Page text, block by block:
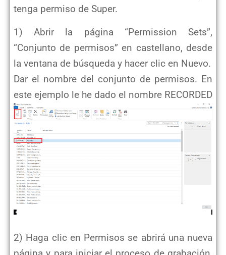
tenga permiso de Super.
1) Abrir la página “Permission Sets”,
“Conjunto de permisos” en castellano, desde
la ventana de búsqueda y hacer clic en Nuevo.
Dar el nombre del conjunto de permisos. En
este ejemplo le he dado el nombre RECORDED
2) Haga clic en Permisos se abrirá una nueva